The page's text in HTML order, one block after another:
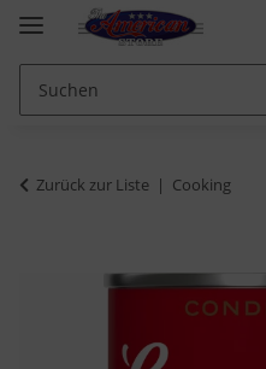
Zurück zur Liste Cooking